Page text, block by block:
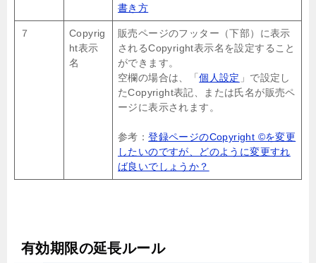
書き方
７
Copyrig
ht表示
名
販売ページのフッター（下部）に表示
されるCopyright表示名を設定すること
ができます。
空欄の場合は、「個人設定 」で設定し
たCopyright表記、または氏名が販売ペ
ージに表示されます。
参考：登録ページのCopyright ©を変更
したいのですが、どのように変更すれ
ば良いでしょうか？
有効期限の延長ルール